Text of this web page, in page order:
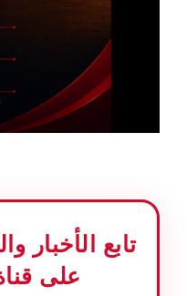
تابع الأخبار
على